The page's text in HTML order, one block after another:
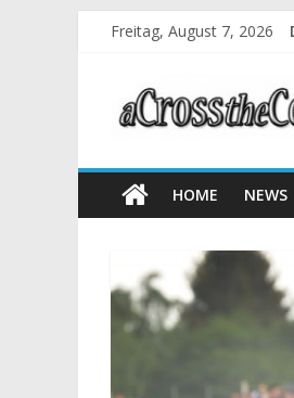
Freitag, August 7, 2026
HOME NEWS